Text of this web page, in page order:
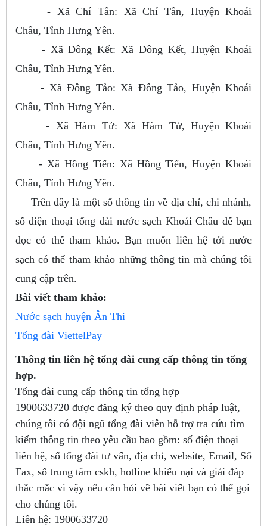
- Xã Chí Tân: Xã Chí Tân, Huyện Khoái
Châu, Tỉnh Hưng Yên.
- Xã Đông Kết: Xã Đông Kết, Huyện Khoái
Châu, Tỉnh Hưng Yên.
- Xã Đông Tảo: Xã Đông Tảo, Huyện Khoái
Châu, Tỉnh Hưng Yên.
- Xã Hàm Tử: Xã Hàm Tử, Huyện Khoái
Châu, Tỉnh Hưng Yên.
- Xã Hồng Tiến: Xã Hồng Tiến, Huyện Khoái
Châu, Tỉnh Hưng Yên.
Trên đây là một số thông tin về địa chỉ, chi nhánh,
số điện thoại tổng đài nước sạch Khoái Châu để bạn
đọc có thể tham khảo. Bạn muốn liên hệ tới nước
sạch có thể tham khảo những thông tin mà chúng tôi
cung cập trên.
Bài viết tham khảo:
Nước sạch huyện Ân Thi
Tổng đài ViettelPay
Thông tin liên hệ tổng đài cung cấp thông tin tổng
hợp.
Tổng đài cung cấp thông tin tổng hợp
1900633720 được đăng ký theo quy định pháp luật,
chúng tôi có đội ngũ tổng đài viên hỗ trợ tra cứu tìm
kiếm thông tin theo yêu cầu bao gồm: số điện thoại
liên hệ, số tổng đài tư vấn, địa chỉ, website, Email, Số
Fax, số trung tâm cskh, hotline khiếu nại và giải đáp
thắc mắc vì vậy nếu cần hỏi về bài viết bạn có thể gọi
cho chúng tôi.
Liên hệ: 1900633720